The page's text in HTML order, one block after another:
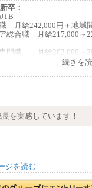
卒：
月給242,000円＋地域
総合職 月給217,000～
門職 月給202,000～
月給208,000～235,000
はJTBキャリアサイトよ
月給220,000～230,000
+ 続きを
を実感しています！
ジを読む